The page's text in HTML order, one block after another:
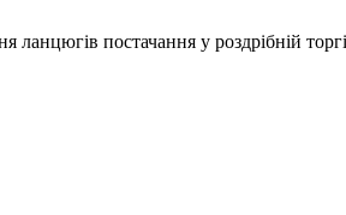
постачання у роздрібній